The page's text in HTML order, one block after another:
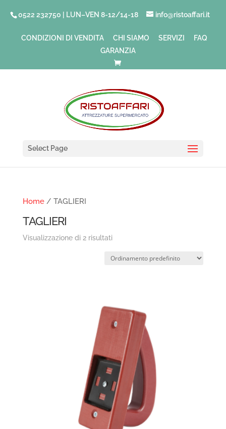
0522 232750 | LUN–VEN 8-12/14-18 info@ristoaffari.it
CONDIZIONI DI VENDITA CHI SIAMO SERVIZI
FAQ
GARANZIA
Select Page
Home/ TAGLIERI
TAGLIERI
Visualizzazione di 2 risultati